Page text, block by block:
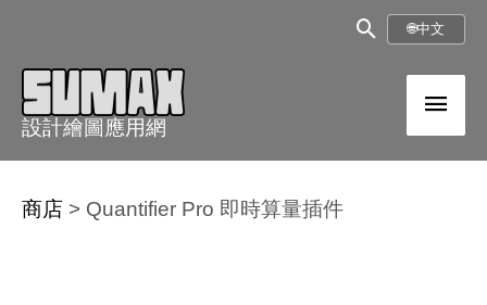
搜
🌐中文
設計繪圖應用網
主
選
商店 > Quantifier Pro 即時算量插件